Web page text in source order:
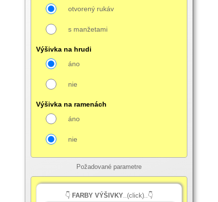
otvorený rukáv
s manžetami
Výšivka na hrudi
áno
nie
Výšivka na ramenách
áno
nie
Požadované parametre
👇 FARBY VÝŠIVKY..(click)..👇